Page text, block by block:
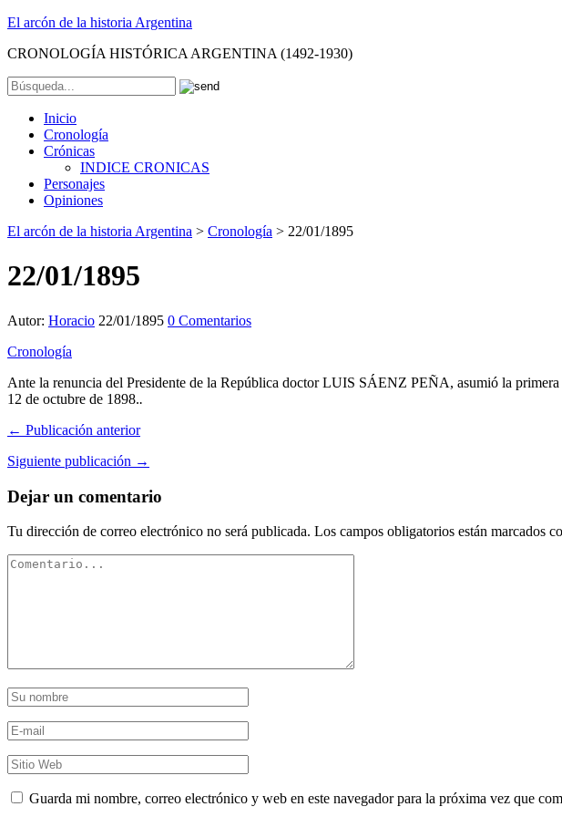
El arcón de la historia Argentina
CRONOLOGÍA HISTÓRICA ARGENTINA (1492-1930)
Inicio
Cronología
Crónicas
INDICE CRONICAS
Personajes
Opiniones
El arcón de la historia Argentina > Cronología > 22/01/1895
22/01/1895
Autor: Horacio 22/01/1895 0 Comentarios
Cronología
Ante la renuncia del Presidente de la República doctor LUIS SÁENZ PEÑA, asumió la
12 de octubre de 1898..
← Publicación anterior
Siguiente publicación →
Dejar un comentario
Tu dirección de correo electrónico no será publicada. Los campos obligatorios están marcados
Guarda mi nombre, correo electrónico y web en este navegador para la próxima vez que